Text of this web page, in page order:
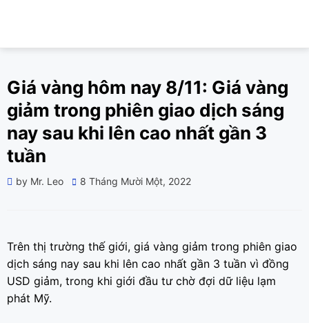
Giá vàng hôm nay 8/11: Giá vàng
giảm trong phiên giao dịch sáng
nay sau khi lên cao nhất gần 3
tuần
by Mr. Leo
Posted
8 Tháng Mười Một, 2022
Trên thị trường thế giới, giá vàng giảm trong phiên giao
dịch sáng nay sau khi lên cao nhất gần 3 tuần vì đồng
USD giảm, trong khi giới đầu tư chờ đợi dữ liệu lạm
phát Mỹ.